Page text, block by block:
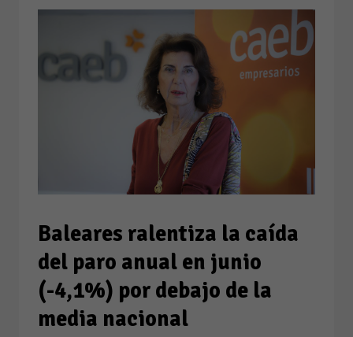
Baleares ralentiza la caída
del paro anual en junio
(-4,1%) por debajo de la
media nacional